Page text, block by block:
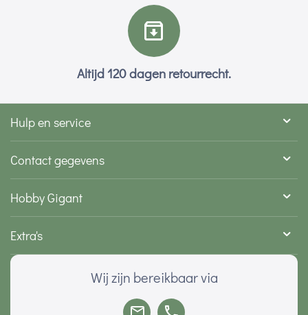
Altijd 120 dagen retourrecht.
Hulp en service
Contact gegevens
Hobby Gigant
Extra's
Wij zijn bereikbaar via